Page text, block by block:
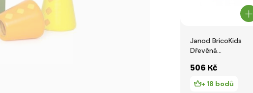
Janod BricoKids
Dřevěná
nářadím Medvěd
25 ks
506 Kč
+ 18 bodů